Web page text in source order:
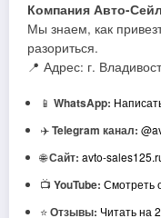
Компания Авто-
Мы знаем, как
разориться.
📍 Адрес: г.
📱 WhatsApp:
✈️Telegram канал:
🌐Сайт: avto-
📺 YouTube: Смотреть
⭐Отзывы: Читать на